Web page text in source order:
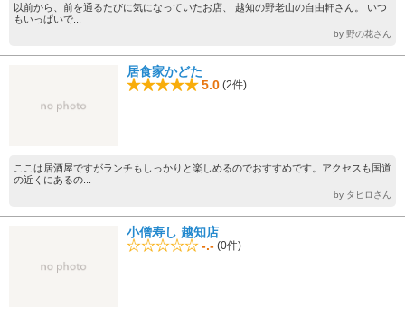
以前から、前を通るたびに気になっていたお店、 越知の野老山の自由軒さん。 いつ
もいっぱいで...
by 野の花さん
居食家かどた
5.0 (2件)
ここは居酒屋ですがランチもしっかりと楽しめるのでおすすめです。アクセスも国道
の近くにあるの...
by タヒロさん
小僧寿し 越知店
-.- (0件)